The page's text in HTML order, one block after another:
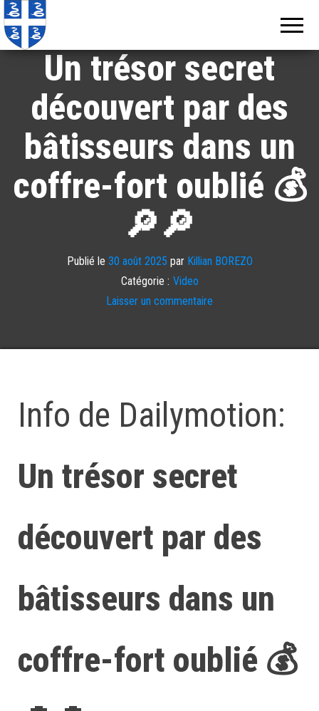
Un trésor secret
découvert par des
bâtisseurs dans un
coffre-fort oublié 💰
🔎🔎
Publié le 30 août 2025 par Killian BOREZO
Catégorie : Video
Laisser un commentaire
Info de Dailymotion:
Un trésor secret
découvert par des
bâtisseurs dans un
coffre-fort oublié 💰